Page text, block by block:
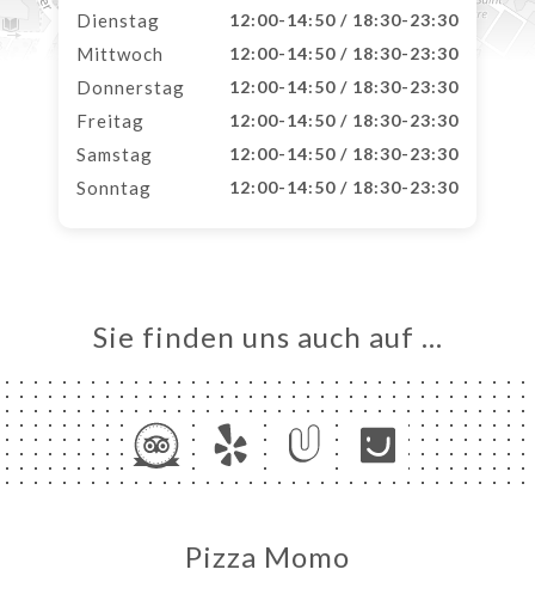
Dienstag 12:00-14:50 / 18:30-23:30
Mittwoch 12:00-14:50 / 18:30-23:30
Donnerstag 12:00-14:50 / 18:30-23:30
Freitag 12:00-14:50 / 18:30-23:30
Samstag 12:00-14:50 / 18:30-23:30
Sonntag 12:00-14:50 / 18:30-23:30
Sie finden uns auch auf …
Pizza Momo